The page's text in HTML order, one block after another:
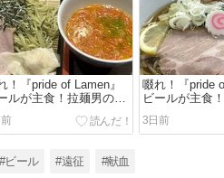
！『pride of Lamen』
ルが主食！拉麺男のマ
アップらーめん
啜れ！『pride
ビールが主食
ッチアップら
2026.7③
3日前
#ビール #遠征 #献血